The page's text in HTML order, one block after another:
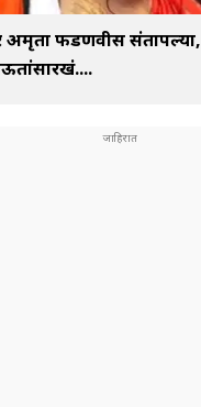
अमृता फडणवीस संतापल्या,